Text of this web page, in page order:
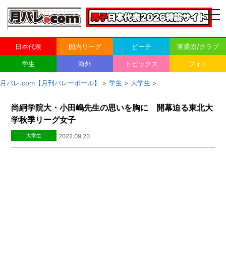
日本代表 国内リーグ ビーチ 実業団/クラブ
学生 海外 トピックス フォト
月バレ.com【月刊バレーボール】 > 学生 > 大学生 >
尚絅学院大・小田嶋先生の思いを胸に 開幕迫る東北大
学秋季リーグ女子
大学生 2022.09.20